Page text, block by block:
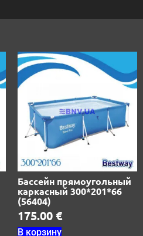
Бассейн прямоугольный
каркасный 300*201*66
(56404)
175.00 €
В корзину